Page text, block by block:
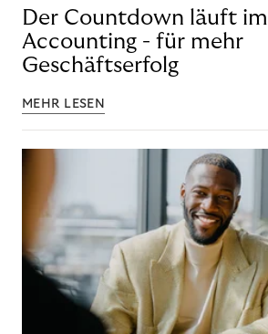
Der Countdown läuft im
Accounting - für mehr
Geschäftserfolg
MEHR LESEN